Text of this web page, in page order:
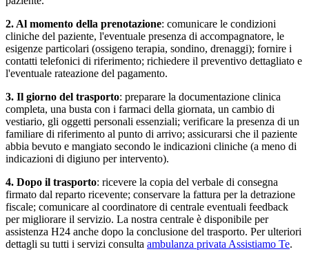
2. Al momento della prenotazione: comunicare le condizioni
cliniche del paziente, l'eventuale presenza di accompagnatore, le
esigenze particolari (ossigeno terapia, sondino, drenaggi); fornire i
contatti telefonici di riferimento; richiedere il preventivo dettagliato e
l'eventuale rateazione del pagamento.
3. Il giorno del trasporto: preparare la documentazione clinica
completa, una busta con i farmaci della giornata, un cambio di
vestiario, gli oggetti personali essenziali; verificare la presenza di un
familiare di riferimento al punto di arrivo; assicurarsi che il paziente
abbia bevuto e mangiato secondo le indicazioni cliniche (a meno di
indicazioni di digiuno per intervento).
4. Dopo il trasporto: ricevere la copia del verbale di consegna
firmato dal reparto ricevente; conservare la fattura per la detrazione
fiscale; comunicare al coordinatore di centrale eventuali feedback
per migliorare il servizio. La nostra centrale è disponibile per
assistenza H24 anche dopo la conclusione del trasporto. Per ulteriori
dettagli su tutti i servizi consulta ambulanza privata Assistiamo Te.